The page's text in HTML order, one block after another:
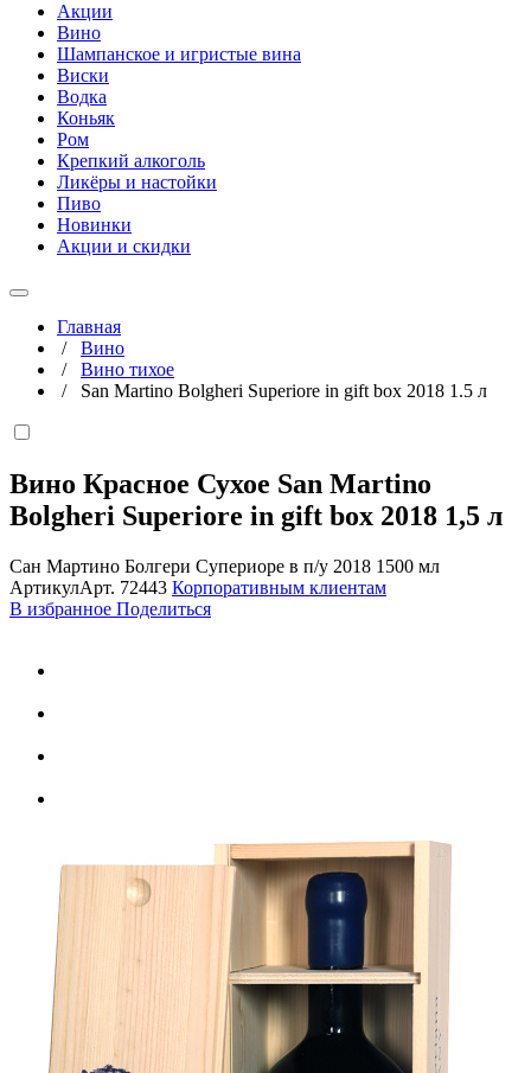
Акции
Вино
Шампанское и игристые вина
Виски
Водка
Коньяк
Ром
Крепкий алкоголь
Ликёры и настойки
Пиво
Новинки
Акции и скидки
Главная
/ Вино
/ Вино тихое
/ San Martino Bolgheri Superiore in gift box 2018 1.5 л
Вино Красное Сухое San Martino
Bolgheri Superiore in gift box 2018 1,5 л
Сан Мартино Болгери Супериоре в п/у 2018 1500 мл
АртикулАрт. 72443 Корпоративным клиентам
В избранное Поделиться